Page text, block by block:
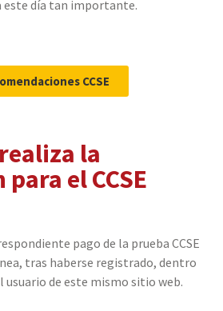
día tan importante.
CCSE
la
el CCSE
pago de la prueba CCSE
tras haberse registrado, dentro
usuario de este mismo sitio web.